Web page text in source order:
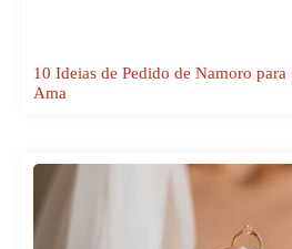
10 Ideias de Pedido de Namoro para
Ama